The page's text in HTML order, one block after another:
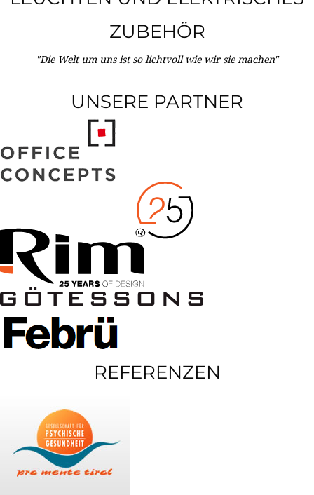
ZUBEHÖR
"Die Welt um uns ist so lichtvoll wie wir sie machen"
UNSERE PARTNER
REFERENZEN